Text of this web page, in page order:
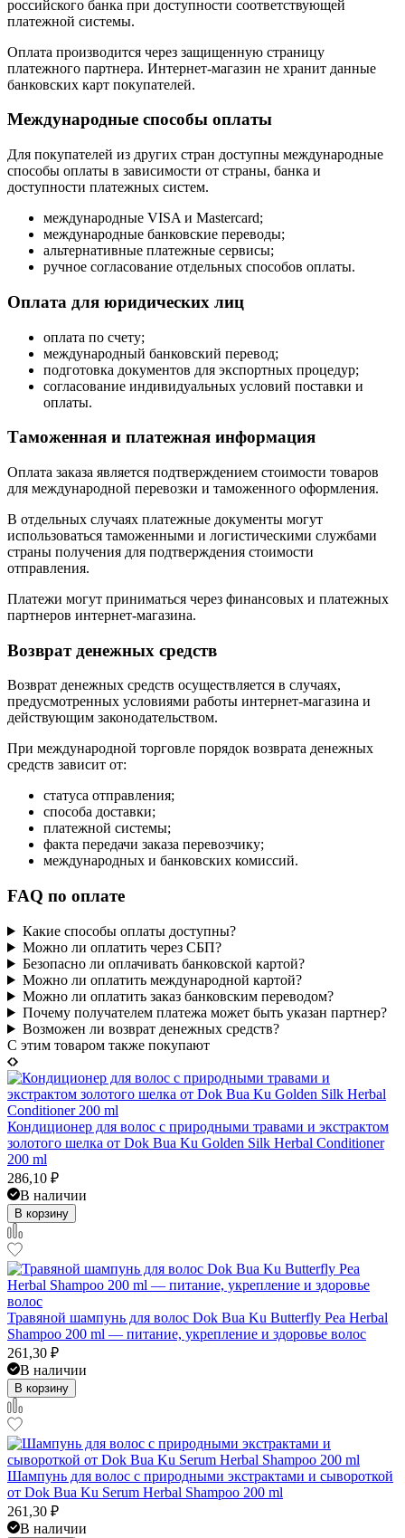
российского банка при доступности соответствующей
платежной системы.
Оплата производится через защищенную страницу
платежного партнера. Интернет-магазин не хранит данные
банковских карт покупателей.
Международные способы оплаты
Для покупателей из других стран доступны международные
способы оплаты в зависимости от страны, банка и
доступности платежных систем.
международные VISA и Mastercard;
международные банковские переводы;
альтернативные платежные сервисы;
ручное согласование отдельных способов оплаты.
Оплата для юридических лиц
оплата по счету;
международный банковский перевод;
подготовка документов для экспортных процедур;
согласование индивидуальных условий поставки и
оплаты.
Таможенная и платежная информация
Оплата заказа является подтверждением стоимости товаров
для международной перевозки и таможенного оформления.
В отдельных случаях платежные документы могут
использоваться таможенными и логистическими службами
страны получения для подтверждения стоимости
отправления.
Платежи могут приниматься через финансовых и платежных
партнеров интернет-магазина.
Возврат денежных средств
Возврат денежных средств осуществляется в случаях,
предусмотренных условиями работы интернет-магазина и
действующим законодательством.
При международной торговле порядок возврата денежных
средств зависит от:
статуса отправления;
способа доставки;
платежной системы;
факта передачи заказа перевозчику;
международных и банковских комиссий.
FAQ по оплате
Какие способы оплаты доступны?
Можно ли оплатить через СБП?
Безопасно ли оплачивать банковской картой?
Можно ли оплатить международной картой?
Можно ли оплатить заказ банковским переводом?
Почему получателем платежа может быть указан партнер?
Возможен ли возврат денежных средств?
C этим товаром также покупают
Кондиционер для волос с природными травами и экстрактом
золотого шелка от Dok Bua Ku Golden Silk Herbal Conditioner
200 ml
286,10 ₽
В наличии
В корзину
Травяной шампунь для волос Dok Bua Ku Butterfly Pea Herbal
Shampoo 200 ml — питание, укрепление и здоровье волос
261,30 ₽
В наличии
В корзину
Шампунь для волос с природными экстрактами и сывороткой
от Dok Bua Ku Serum Herbal Shampoo 200 ml
261,30 ₽
В наличии